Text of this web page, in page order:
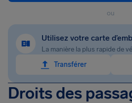
ou
Utilisez votre carte
La manière la plus rapide de
Transférer
Droits des